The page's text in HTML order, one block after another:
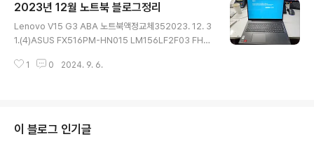
GF2L01 M40핀 2560*1600 400NIT 60hz13202
4. 1. 24.(2)15zd95n-gx56k 그램노트북액정교체262
024. 1. 23.(5)Predator Helios Neo 16 노트북액정교
027..
2023년 12월 노트북 블로그정리
Lenovo V15 G3 ABA 노트북액정교체352023. 12. 3
1.(4)ASUS FX516PM-HN015 LM156LF2F03 FHD
7.(2)레노버 Lenovo IdeaPad 5 pro 14iap7 2.8K 2
NE160QDM-NY1 500니트 165HZ 업그레이드19202
3. 12. 26.(1)ASUS GU603Z GU603ZM-K8056W
1 0 2024. 9. 6.
이 블로그 인기글